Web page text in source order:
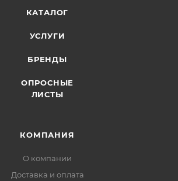
КАТАЛОГ
УСЛУГИ
БРЕНДЫ
ОПРОСНЫЕ
ЛИСТЫ
КОМПАНИЯ
О компании
Доставка и оплата